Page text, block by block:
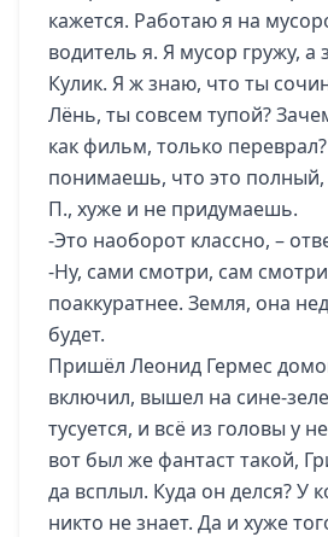
кажется. Работаю я на
водитель я. Я мусор гружу, а
Кулик. Я ж знаю, что ты
Лёнь, ты совсем тупой?
как фильм, только
понимаешь, что это
П., хуже и не придумаешь.
-Это наоборот классно, –
-Ну, сами смотри, сам
поаккуратнее. Земля, она
будет.
Пришёл Леонид Гермес
включил, вышел на сине-
тусуется, и всё из головы у
вот был же фантаст такой,
да всплыл. Куда он делся? У
никто не знает. Да и хуже